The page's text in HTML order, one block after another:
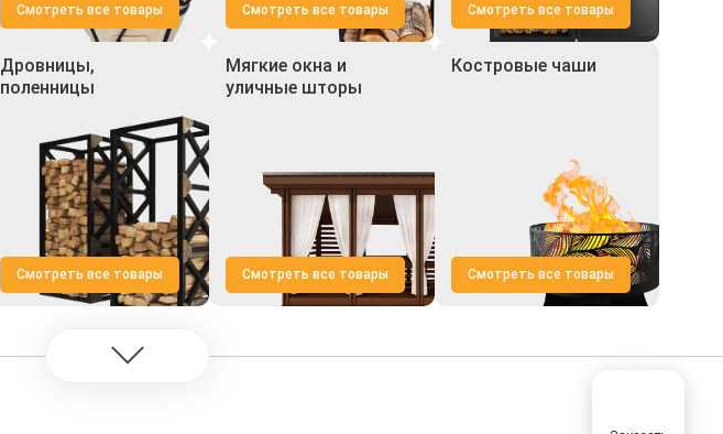
Смотреть все товары Смотреть все товары Смотреть все товары
Дровницы,
поленницы
Смотреть все товары
Мягкие окна и
уличные шторы
Смотреть все товары
Костровые чаши
Смотреть все товары